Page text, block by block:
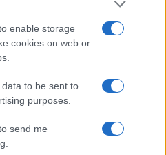
enable storage
cookies on web or
to be sent to
purposes.
send me